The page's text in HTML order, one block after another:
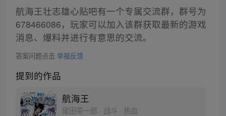
航海王壮志雄心贴吧有一个专属交流群，群号为
678466086，玩家可以加入该群获取最新的游戏
消息、爆料并进行有意思的交流。
答案问题点击 举报反馈
提到的作品
航海王
尾田荣一郎 · 战斗 · 热血